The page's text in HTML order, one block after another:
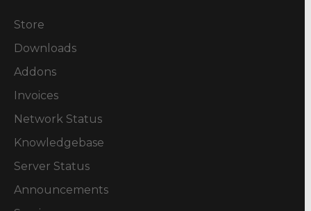
Store
Downloads
Addons
Invoices
Network Status
Knowledgebase
Server Status
Announcements